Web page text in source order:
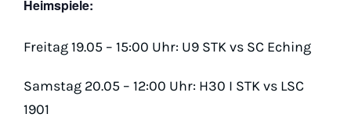
Heimspiele:
Freitag 19.05 – 15:00 Uhr: U9 STK vs SC Eching
Samstag 20.05 – 12:00 Uhr: H30 I STK vs LSC
1901